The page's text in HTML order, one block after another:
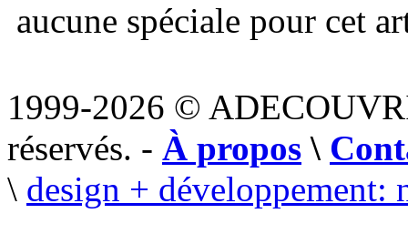
aucune spéciale pour cet
1999-2026 ©
réservés. - À propos \
\ design + développement: